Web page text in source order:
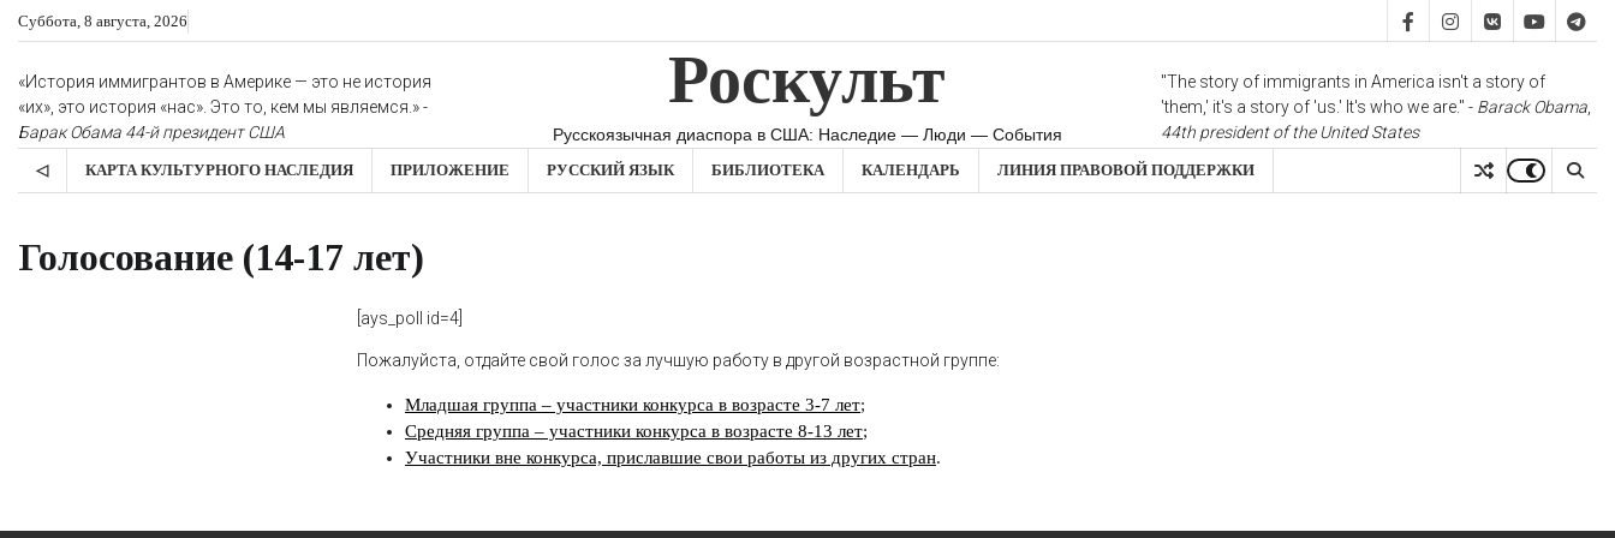
SkipСуббота, 8 августа, 2026
FB IS vk YT TG
«История иммигрантов в Америке — это не история
«их», это история «нас». Это то, кем мы являемся.» -
Барак Обама 44-й президент США
Роскульт
Русскоязычная диаспора в США: Наследие — Люди — События
"The story of immigrants in America isn't a story of
'them,' it's a story of 'us.' It's who we are." - Barack Obama
44th president of the United States
◁ КАРТА КУЛЬТУРНОГО НАСЛЕДИЯ ПРИЛОЖЕНИЕ РУССКИЙ ЯЗЫК БИБЛИОТЕКА КАЛЕНДАРЬ ЛИНИЯ ПРАВОВОЙ ПОДДЕРЖКИ
Голосование (14-17 лет)
[ays_poll id=4]
Пожалуйста, отдайте свой голос за лучшую работу в другой возрастной группе:
Младшая группа – участники конкурса в возрасте 3-7 лет;
Средняя группа – участники конкурса в возрасте 8-13 лет;
Участники вне конкурса, приславшие свои работы из других стран.